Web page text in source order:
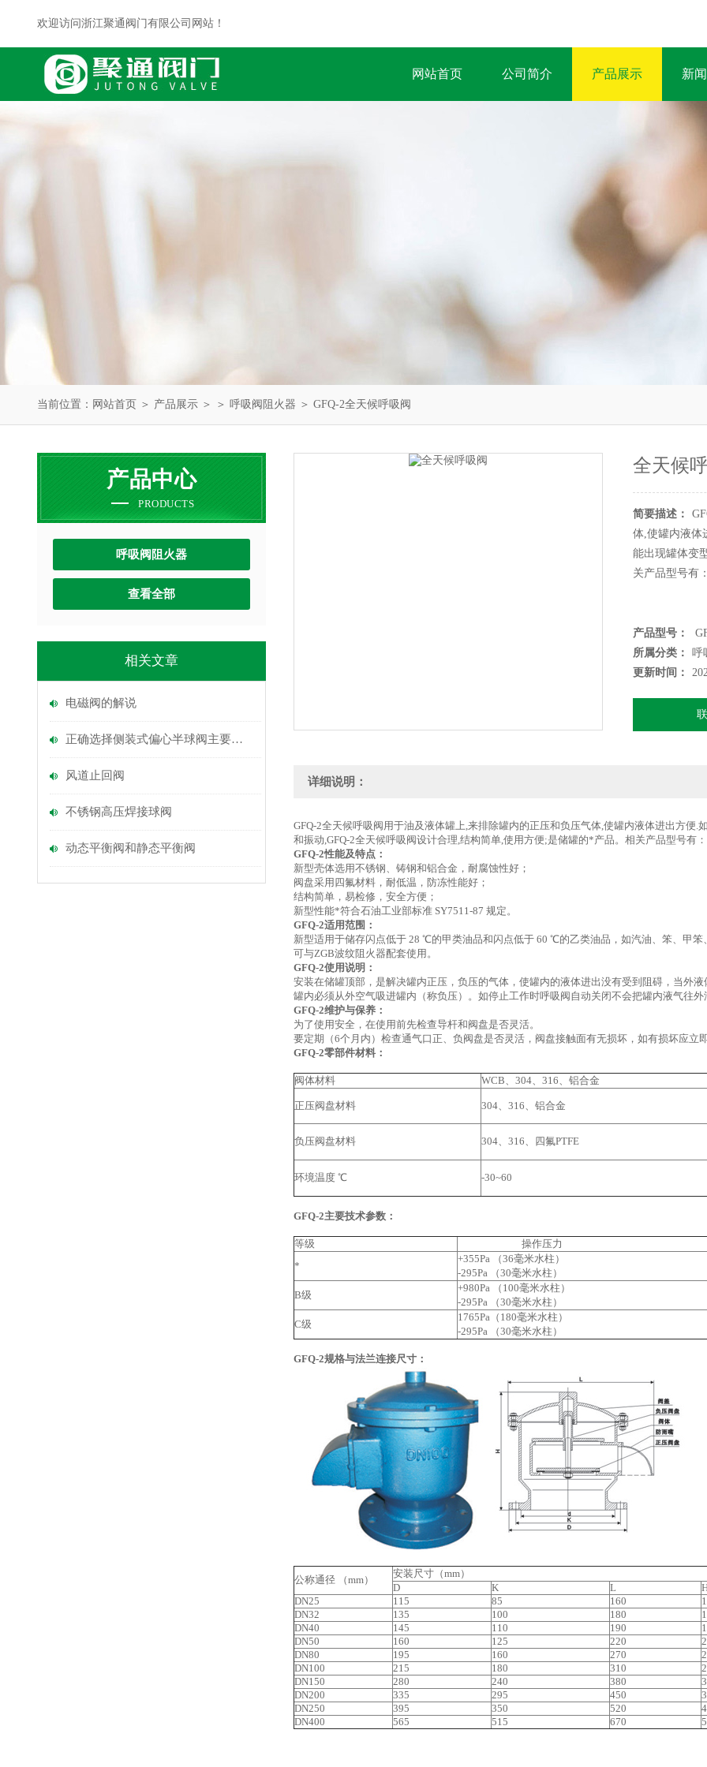
欢迎访问浙江聚通阀门有限公司网站！
网站首页 公司简介 产品展示 新
当前位置： 网站首页 ＞ 产品展示 ＞ ＞ 呼吸阀阻火器 ＞ GFQ-2全天候呼吸阀
产品中心
PRODUCTS
呼吸阀阻火器
查看全部
相关文章
电磁阀的解说
正确选择侧装式偏心半球阀主要考虑以下几点
风道止回阀
不锈钢高压焊接球阀
动态平衡阀和静态平衡阀
全天候
简要描述：
体,使罐内液体
能出现罐体变
关产品型号有
产品型号：
所属分类：
呼
更新时间：
详细说明：
GFQ-2全天候呼吸阀用于油及液体罐上,来排除罐内的正压和负压气体,使罐内液体进出方便
和振动,GFQ-2全天候呼吸阀设计合理,结构简单,使用方便;是储罐的*产品。相关产品型号有：
GFQ-2性能及特点：
新型壳体选用不锈钢、铸钢和铝合金，耐腐蚀性好；
阀盘采用四氟材料，耐低温，防冻性能好；
结构简单，易检修，安全方便；
新型性能*符合石油工业部标准 SY7511-87 规定。
GFQ-2适用范围：
新型适用于储存闪点低于 28 ℃的甲类油品和闪点低于 60 ℃的乙类油品，如汽油、笨、甲
可与ZGB波纹阻火器配套使用。
GFQ-2使用说明：
安装在储罐顶部，是解决罐内正压，负压的气体，使罐内的液体进出没有受到阻碍，当外
罐内必须从外空气吸进罐内（称负压）。如停止工作时呼吸阀自动关闭不会把罐内液气往
GFQ-2维护与保养：
为了使用安全，在使用前先检查导杆和阀盘是否灵活。
要定期（6个月内）检查通气口正、负阀盘是否灵活，阀盘接触面有无损坏，如有损坏应立
GFQ-2零部件材料：
阀体材料 WCB、304、316、铝合金
正压阀盘材料 304、316、铝合金
负压阀盘材料 304、316、四氟PTFE
环境温度 ℃ -30~60
GFQ-2主要技术参数：
等级
操作压力
*
+355Pa （36毫米水柱）
-295Pa （30毫米水柱）
B级
+980Pa （100毫米水柱）
-295Pa （30毫米水柱）
C级
1765Pa（180毫米水柱）
-295Pa （30毫米水柱）
GFQ-2规格与法兰连接尺寸：
公称通径 （mm）
安装尺寸（mm）
D
K L
DN25
115 85 160
DN32
135 100 180
DN40
145 110 190
DN50
160 125 220
DN80
195 160 270
DN100
215 180 310
DN150
280 240 380
DN200
335 295 450
DN250
395 350 520
DN400
565 515 670